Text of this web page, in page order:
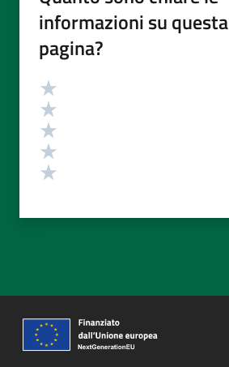
informazioni su questa
pagina?
Valutazione